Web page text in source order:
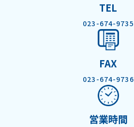
TEL
023-674-9735
FAX
023-674-9736
営業時間